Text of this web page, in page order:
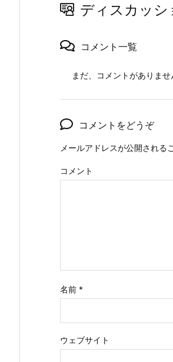
ディスカッシ
コメント一覧
まだ、コメントがありませ
コメントをどうぞ
メールアドレスが公開される
コメント
名前 *
ウェブサイト